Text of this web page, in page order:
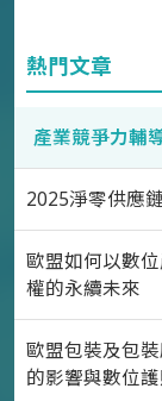
熱門文章
產業競爭力輔
2025淨零供應
歐盟如何以數
權的永續未來
歐盟包裝及包
的影響與數位